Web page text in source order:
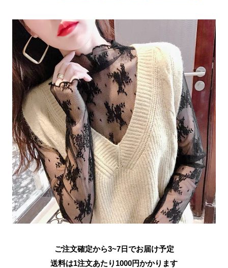
ご注文確定から3~7日でお届け予定
送料は1注文あたり 1000円かかります